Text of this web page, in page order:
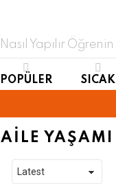
Nasıl Yapılır Öğrenin
POPÜLER SICAK
AILE YAŞAMI